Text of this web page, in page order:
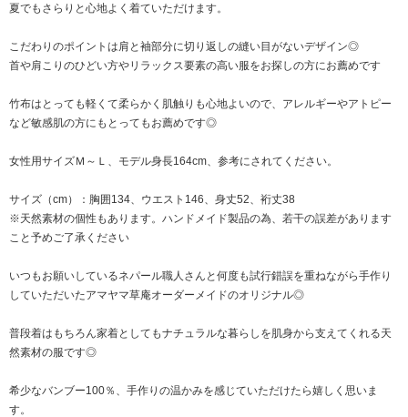
夏でもさらりと心地よく着ていただけます。
こだわりのポイントは肩と袖部分に切り返しの縫い目がないデザイン◎
首や肩こりのひどい方やリラックス要素の高い服をお探しの方にお薦めです
竹布はとっても軽くて柔らかく肌触りも心地よいので、アレルギーやアトピー
など敏感肌の方にもとってもお薦めです◎
女性用サイズＭ～Ｌ、モデル身長164cm、参考にされてください。
サイズ（cm）：胸囲134、ウエスト146、身丈52、裄丈38
※天然素材の個性もあります。ハンドメイド製品の為、若干の誤差があります
こと予めご了承ください
いつもお願いしているネパール職人さんと何度も試行錯誤を重ねながら手作り
していただいたアマヤマ草庵オーダーメイドのオリジナル◎
普段着はもちろん家着としてもナチュラルな暮らしを肌身から支えてくれる天
然素材の服です◎
希少なバンブー100％、手作りの温かみを感じていただけたら嬉しく思いま
す。